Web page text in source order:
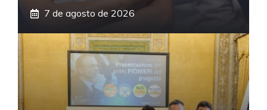
7 de agosto de 2026